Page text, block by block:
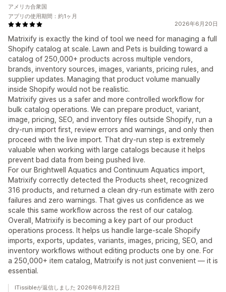
2026年6月20日
Matrixify is exactly the kind of tool we need for managing a full
Shopify catalog at scale. Lawn and Pets is building toward a
catalog of 250,000+ products across multiple vendors,
brands, inventory sources, images, variants, pricing rules, and
supplier updates. Managing that product volume manually
inside Shopify would not be realistic.
Matrixify gives us a safer and more controlled workflow for
bulk catalog operations. We can prepare product, variant,
image, pricing, SEO, and inventory files outside Shopify, run a
dry-run import first, review errors and warnings, and only then
proceed with the live import. That dry-run step is extremely
valuable when working with large catalogs because it helps
prevent bad data from being pushed live.
For our Brightwell Aquatics and Continuum Aquatics import,
Matrixify correctly detected the Products sheet, recognized
316 products, and returned a clean dry-run estimate with zero
failures and zero warnings. That gives us confidence as we
scale this same workflow across the rest of our catalog.
Overall, Matrixify is becoming a key part of our product
operations process. It helps us handle large-scale Shopify
imports, exports, updates, variants, images, pricing, SEO, and
inventory workflows without editing products one by one. For
a 250,000+ item catalog, Matrixify is not just convenient — it is
essential.
アメリカ合衆国
アプリの使用期間：約1ヶ月
ITissibleが返信しました 2026年6月22日